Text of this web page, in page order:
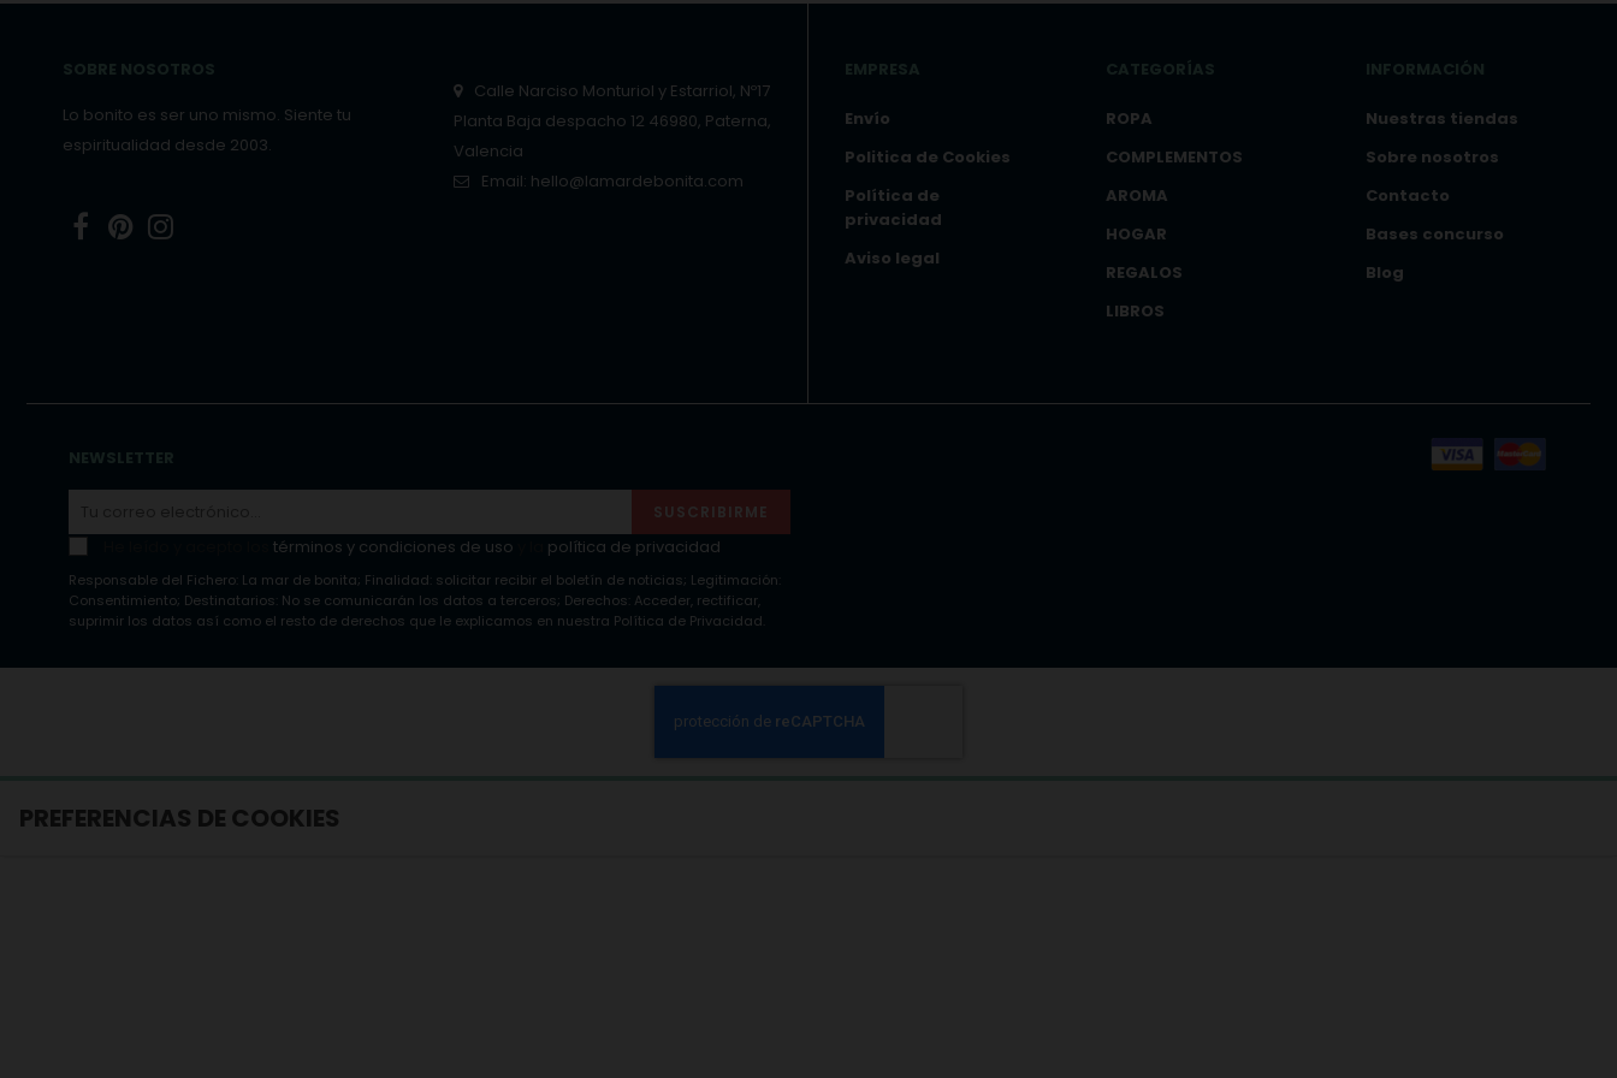
SOBRE NOSOTROS
Lo bonito es ser uno mismo. Siente tu
espiritualidad desde 2003.
FacebookPinterest
Calle Narciso Monturiol y Estarriol, Nº17
Planta Baja despacho 12 46980, Paterna,
Valencia
Email: hello@lamardebonita.com
EMPRESA
Envío
Politica de Cookies
Política de
privacidad
Aviso legal
CATEGORÍAS
ROPA
COMPLEMENTOS
AROMA
HOGAR
REGALOS
LIBROS
INFORMACIÓN
Nuestras tiendas
Sobre nosotros
Contacto
Bases concurso
Blog
NEWSLETTER
SUSCRIBIRME
términos y condiciones de uso política de privacidad
Responsable del Fichero: La mar de bonita; Finalidad: solicitar recibir el boletín de noticias; Legitimación:
Consentimiento; Destinatarios: No se comunicarán los datos a terceros; Derechos: Acceder, rectificar,
suprimir los datos así como el resto de derechos que le explicamos en nuestra Política de Privacidad.
PREFERENCIAS DE COOKIES